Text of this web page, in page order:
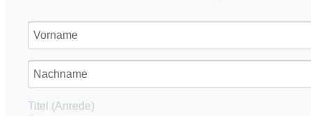
Titel (Anrede)